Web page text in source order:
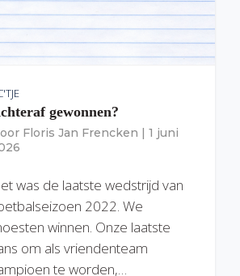
gewonnen?
Floris Jan Frencken | 1 juni
was de laatste wedstrijd van
2022. We
winnen. Onze laatste
om als vriendenteam
te worden,…